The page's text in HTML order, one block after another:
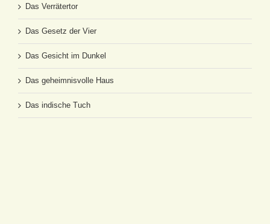
Das Verrätertor
Das Gesetz der Vier
Das Gesicht im Dunkel
Das geheimnisvolle Haus
Das indische Tuch